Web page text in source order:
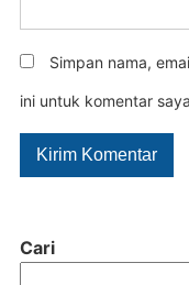
Cari
Simpan nama,
ini untuk komentar